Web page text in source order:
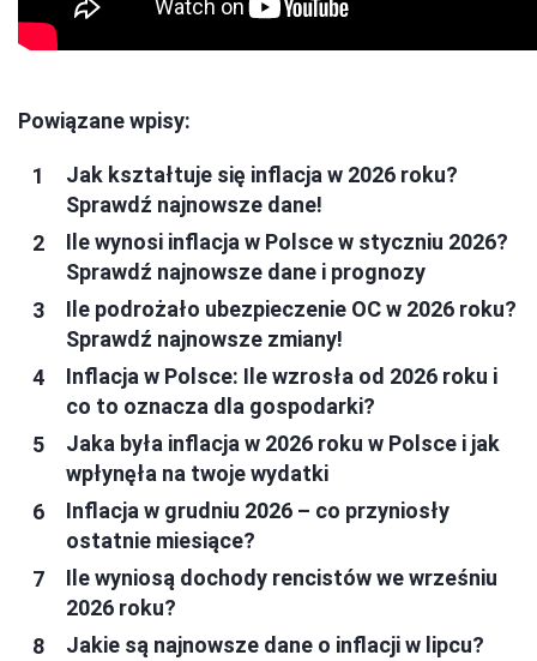
Powiązane wpisy:
Jak kształtuje się inflacja w 2026 roku?
Sprawdź najnowsze dane!
Ile wynosi inflacja w Polsce w styczniu 2026?
Sprawdź najnowsze dane i prognozy
Ile podrożało ubezpieczenie OC w 2026 roku?
Sprawdź najnowsze zmiany!
Inflacja w Polsce: Ile wzrosła od 2026 roku i
co to oznacza dla gospodarki?
Jaka była inflacja w 2026 roku w Polsce i jak
wpłynęła na twoje wydatki
Inflacja w grudniu 2026 – co przyniosły
ostatnie miesiące?
Ile wyniosą dochody rencistów we wrześniu
2026 roku?
Jakie są najnowsze dane o inflacji w lipcu?